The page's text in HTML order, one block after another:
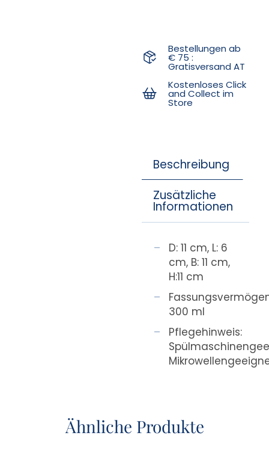
Bestellungen ab
€ 75 :
Gratisversand AT
Kostenloses Click
and Collect im
Store
Beschreibung
Zusätzliche
Informationen
D: 11 cm, L: 6
cm, B: 11 cm,
H:11 cm
300 ml
Pflegehinweis:
Ähnliche Produkte